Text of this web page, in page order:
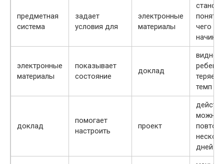
предметная
система
задает
условия для
электронные
материалы
чего
электронные
материалы
показывает
состояние
доклад
видно,
теряет
темп
доклад
помогает
настроить
проект
можно
дней